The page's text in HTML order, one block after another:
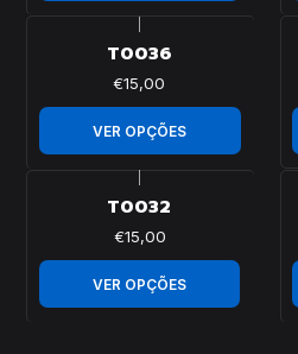
T0036
€15,00
VER OPÇÕES
T0032
€15,00
VER OPÇÕES